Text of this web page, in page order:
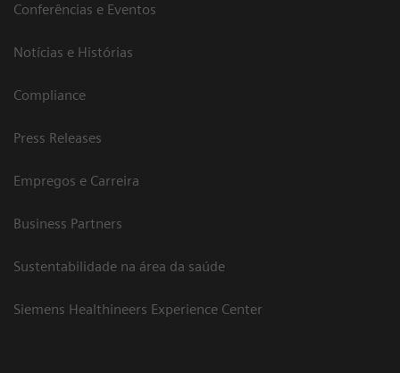
Conferências e Eventos
Notícias e Histórias
Compliance
Press Releases
Empregos e Carreira
Business Partners
Sustentabilidade na área da saúde
Siemens Healthineers Experience Center